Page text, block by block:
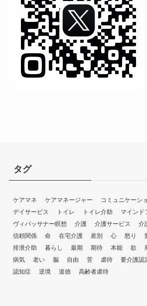
タグ
ケアマネ ケアマネージャー コミュニケーシ
デイサービス
トイレ トイレ介助
マインド
ヴィパッサナー瞑想
介護 介護サービス 介
信頼関係
命 在宅介護 差別 心 怒り
排泄介助
暮らし 最期 期待 本能 欲
病気
老い 脳 自由 苦 虐待 要介護認
認知症
逆境 道徳 高齢者虐待